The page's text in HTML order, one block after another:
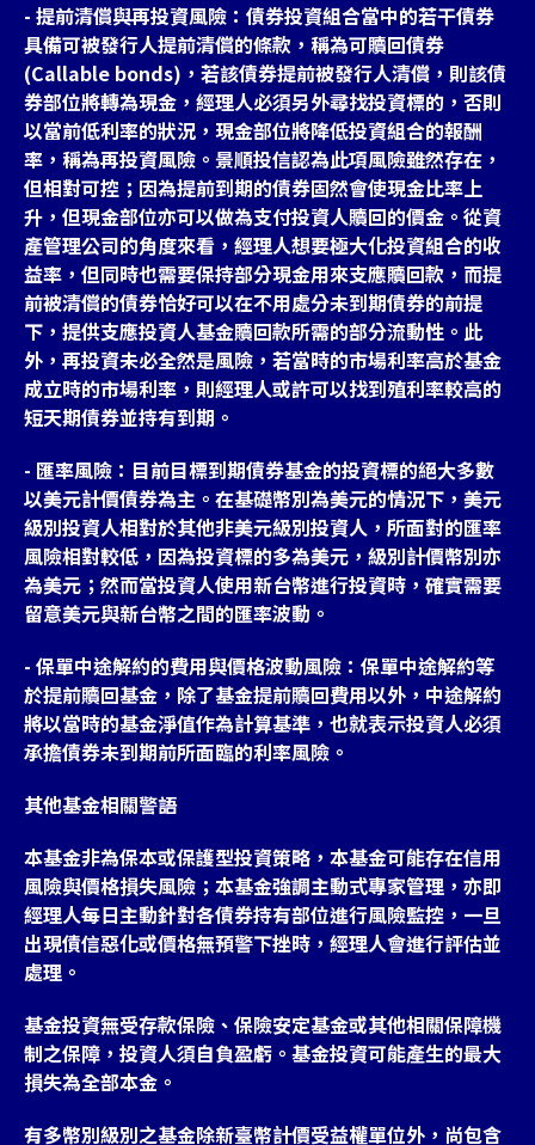
- 提前清償與再投資風險：債券投資組合當中的若干債券
具備可被發行人提前清償的條款，稱為可贖回債券
(Callable bonds)，若該債券提前被發行人清償，則該債
券部位將轉為現金，經理人必須另外尋找投資標的，否則
以當前低利率的狀況，現金部位將降低投資組合的報酬
率，稱為再投資風險。景順投信認為此項風險雖然存在，
但相對可控；因為提前到期的債券固然會使現金比率上
升，但現金部位亦可以做為支付投資人贖回的價金。從資
產管理公司的角度來看，經理人想要極大化投資組合的收
益率，但同時也需要保持部分現金用來支應贖回款，而提
前被清償的債券恰好可以在不用處分未到期債券的前提
下，提供支應投資人基金贖回款所需的部分流動性。此
外，再投資未必全然是風險，若當時的市場利率高於基金
成立時的市場利率，則經理人或許可以找到殖利率較高的
短天期債券並持有到期。
- 匯率風險：目前目標到期債券基金的投資標的絕大多數
以美元計價債券為主。在基礎幣別為美元的情況下，美元
級別投資人相對於其他非美元級別投資人，所面對的匯率
風險相對較低，因為投資標的多為美元，級別計價幣別亦
為美元；然而當投資人使用新台幣進行投資時，確實需要
留意美元與新台幣之間的匯率波動。
- 保單中途解約的費用與價格波動風險：保單中途解約等
於提前贖回基金，除了基金提前贖回費用以外，中途解約
將以當時的基金淨值作為計算基準，也就表示投資人必須
承擔債券未到期前所面臨的利率風險。
其他基金相關警語
本基金非為保本或保護型投資策略，本基金可能存在信用
風險與價格損失風險；本基金強調主動式專家管理，亦即
經理人每日主動針對各債券持有部位進行風險監控，一旦
出現債信惡化或價格無預警下挫時，經理人會進行評估並
處理。
基金投資無受存款保險、保險安定基金或其他相關保障機
制之保障，投資人須自負盈虧。基金投資可能產生的最大
損失為全部本金。
有多幣別級別之基金除新臺幣計價受益權單位外，尚包含